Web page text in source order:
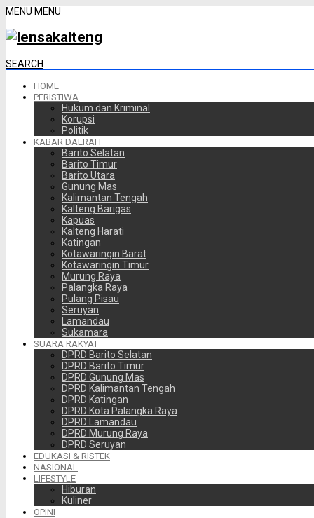
MENU MENU
SEARCH
HOME
PERISTIWA
Hukum dan Kriminal
Korupsi
Politik
KABAR DAERAH
Barito Selatan
Barito Timur
Barito Utara
Gunung Mas
Kalimantan Tengah
Kalteng Barigas
Kapuas
Kalteng Harati
Katingan
Kotawaringin Barat
Kotawaringin Timur
Murung Raya
Palangka Raya
Pulang Pisau
Seruyan
Lamandau
Sukamara
SUARA RAKYAT
DPRD Barito Selatan
DPRD Barito Timur
DPRD Gunung Mas
DPRD Kalimantan Tengah
DPRD Katingan
DPRD Kota Palangka Raya
DPRD Lamandau
DPRD Murung Raya
DPRD Seruyan
EDUKASI & RISTEK
NASIONAL
LIFESTYLE
Hiburan
Kuliner
OPINI